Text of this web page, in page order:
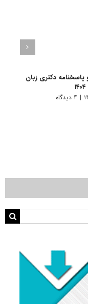
پاسخنامه دکتری زبان
| ۴ دیدگاه